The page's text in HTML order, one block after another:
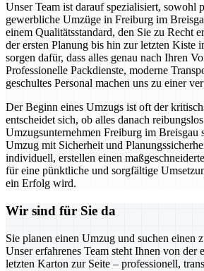
Unser Team ist darauf spezialisiert, sowohl
gewerbliche Umzüge in Freiburg im
einem Qualitätsstandard, den Sie zu Recht
der ersten Planung bis hin zur letzten Kiste
sorgen dafür, dass alles genau nach Ihren
Professionelle Packdienste, moderne
geschultes Personal machen uns zu einer
Der Beginn eines Umzugs ist oft der
entscheidet sich, ob alles danach
Umzugsunternehmen Freiburg im Breisgau
Umzug mit Sicherheit und
individuell, erstellen einen
für eine pünktliche und sorgfältige
ein Erfolg wird.
Wir sind für Sie da
Sie planen einen Umzug und suchen einen
Unser erfahrenes Team steht Ihnen von der
letzten Karton zur Seite – professionell,